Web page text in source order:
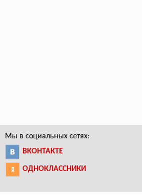
Мы в социальных сетях:
ВКОНТАКТЕ
ОДНОКЛАССНИКИ